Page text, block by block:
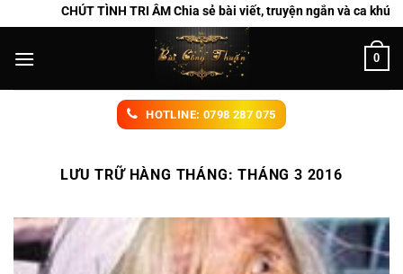
đến
nội
CHÚT TÌNH TRI ÂM Chia sẻ bài viết, truyện ngắn và ca khúc
0
HOTLINE: 0798 287 075
LƯU TRỮ HÀNG THÁNG:THÁNG 3 2016